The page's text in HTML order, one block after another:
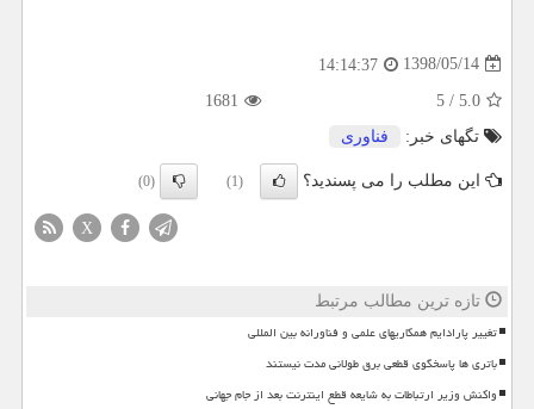
1398/05/14
14:14:37
5.0
/
5
1681
تگهای خبر:
فناوری
این مطلب را می پسندید؟ (1)
(0)
X
تازه ترین مطالب مرتبط
تغییر پارادایم همکاریهای علمی و فناورانه بین المللی
باتری ها پاسخگوی قطعی برق طولانی مدت نیستند
واکنش وزیر ارتباطات به شایعه قطع اینترنت بعد از جام جهانی